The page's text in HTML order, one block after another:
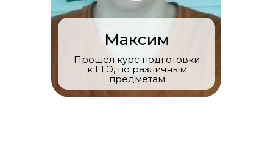
Максим
Прошел курс подготовки
к ЕГЭ, по различным
предметам